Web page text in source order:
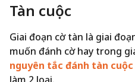
Tàn cuộc
Giai đoạn cờ tàn là giai
muốn đánh cờ hay trong
nguyên tắc đánh tàn